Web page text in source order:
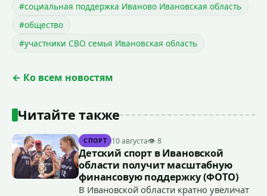
#социальная поддержка Иваново Ивановская область
#общество
#участники СВО семья Ивановская область
← Ко всем новостям
Читайте также
СПОРТ 10 августа👁 8
Детский спорт в Ивановской
области получит масштабную
финансовую поддержку (ФОТО)
В Ивановской области кратно увеличат